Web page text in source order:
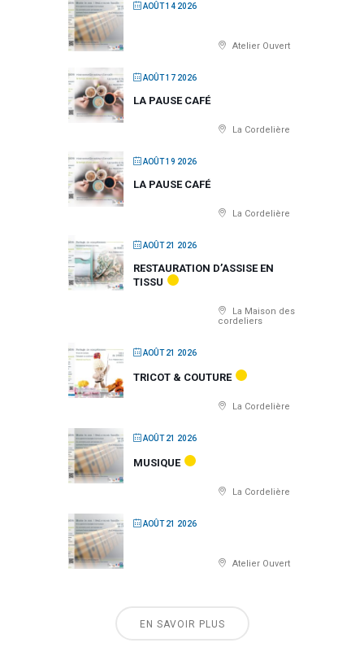
AOÛT 14 2026
Atelier Ouvert
AOÛT 17 2026
LA PAUSE CAFÉ
La Cordelière
AOÛT 19 2026
LA PAUSE CAFÉ
La Cordelière
AOÛT 21 2026
RESTAURATION D’ASSISE EN
TISSU
La Maison des
cordeliers
AOÛT 21 2026
TRICOT & COUTURE
La Cordelière
AOÛT 21 2026
MUSIQUE
La Cordelière
AOÛT 21 2026
Atelier Ouvert
EN SAVOIR PLUS